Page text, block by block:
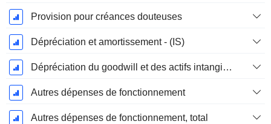
Provision pour créances douteuses
Dépréciation et amortissement - (IS)
Dépréciation du goodwill et des actifs intangibles
Autres dépenses de fonctionnement
Autres dépenses de fonctionnement, total